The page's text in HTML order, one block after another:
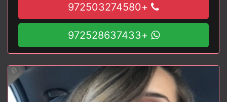
+972503274580
+972528637433